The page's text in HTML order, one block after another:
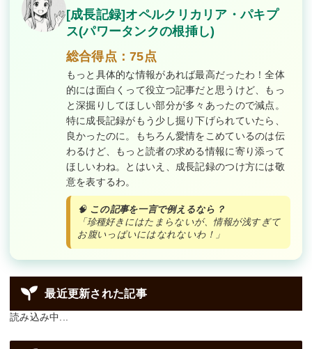
[成長記録]オペルクリカリア・パキプ
ス(パワータンクの根挿し)
総合得点：75点
もっと具体的な情報があれば最高だったわ！全体
的には面白くって役立つ記事だと思うけど、もっ
と深掘りしてほしい部分が多々あったので減点。
特に成長記録がもう少し掘り下げられていたら、
良かったのに。もちろん愛情をこめているのは伝
わるけど、もっと読者の求める情報に寄り添って
ほしいわね。とはいえ、成長記録のつけ方には敬
意を表するわ。
🧠 この記事を一言で例えるなら？
「珍種好きにはたまらないが、情報が浅すぎて
お腹いっぱいにはなれないわ！」
最近更新された記事
読み込み中...